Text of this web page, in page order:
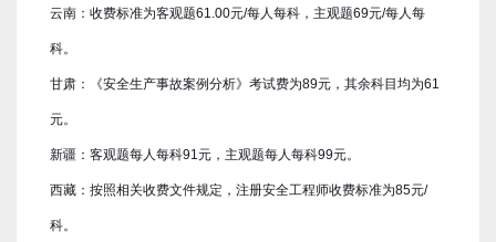
云南：收费标准为客观题61.00元/每人每科，主观题69元/每人每
科。
甘肃：《安全生产事故案例分析》考试费为89元，其余科目均为61
元。
新疆：客观题每人每科91元，主观题每人每科99元。
西藏：按照相关收费文件规定，注册安全工程师收费标准为85元/
科。